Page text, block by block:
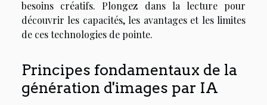
besoins créatifs. Plongez dans la lecture pour
découvrir les capacités, les avantages et les limites
de ces technologies de pointe.
Principes fondamentaux de la
génération d'images par IA